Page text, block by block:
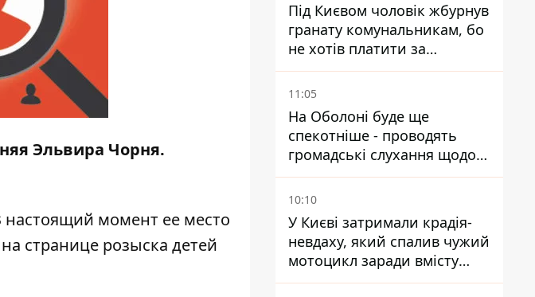
Эльвира Чорня.
настоящий момент ее место
странице розыска детей
Під Києвом чоловік жбурнув
гранату комунальникам, бо
не хотів платити за
квитанціями
11:05
На Оболоні буде ще
спекотніше - проводять
громадські слухання щодо
храму УГКЦ на Північній
10:10
У Києві затримали крадія-
невдаху, який спалив чужий
мотоцикл заради вмісту
багажника